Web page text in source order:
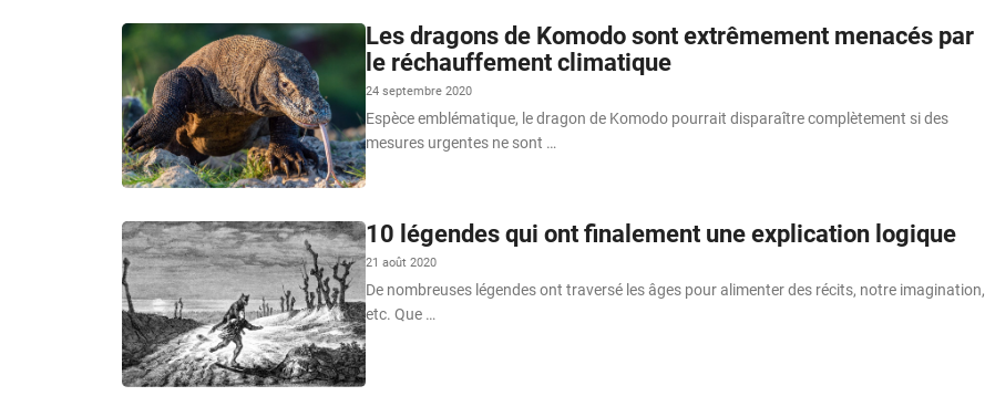
Les dragons de Komodo sont extrêmement menacés par
le réchauffement climatique
24 septembre 2020
Espèce emblématique, le dragon de Komodo pourrait disparaître complètement si des
mesures urgentes ne sont …
10 légendes qui ont finalement une explication logique
21 août 2020
De nombreuses légendes ont traversé les âges pour alimenter des récits, notre imagination,
etc. Que …